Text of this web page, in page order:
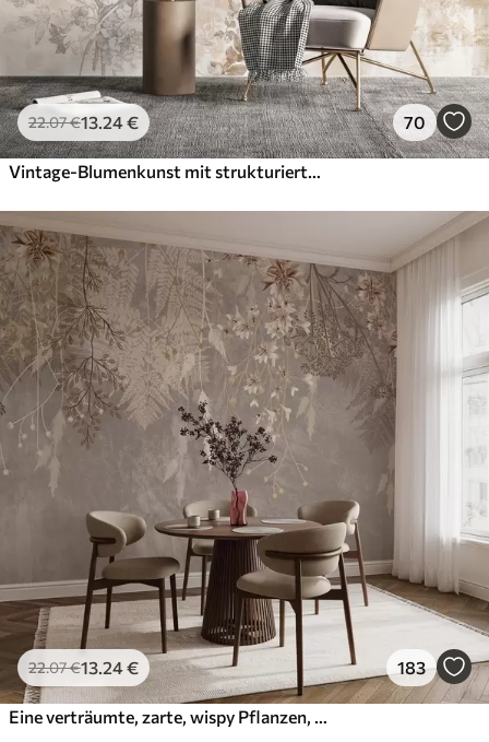
22.07€13 .24€ 70
22.07€13 .24€ 183